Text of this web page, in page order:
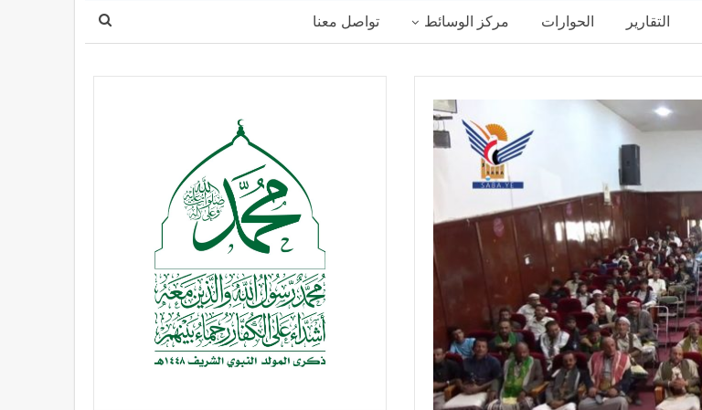
التقارير الحوارات مركز الوسائط تواصل معنا